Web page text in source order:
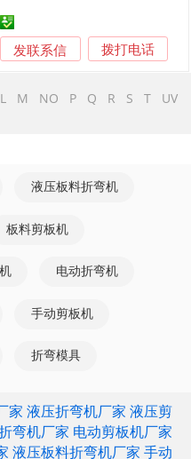
发联系信 拨打电话
L M NO P Q R S T
UV
液压板料折弯机
板料剪板机
电动折弯机
手动剪板机
折弯模具
家 液压折弯机厂家 液压剪
弯机厂家 电动剪板机厂家
液压板料折弯机厂家 手动